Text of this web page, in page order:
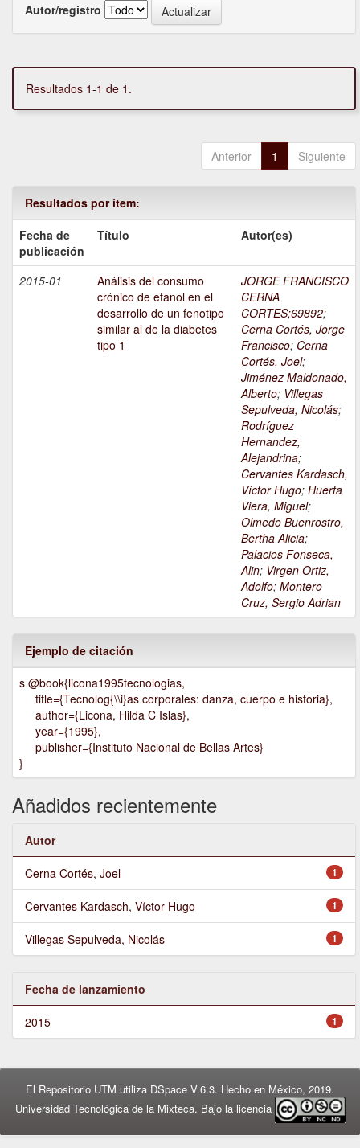
Autor/registro
Resultados 1-1 de 1.
Anterior 1 Siguiente
Resultados por ítem:
Fecha de
publicación
Título Autor(es)
2015-01
Análisis del consumo
crónico de etanol en el
desarrollo de un fenotipo
similar al de la diabetes
tipo 1
JORGE FRANCISCO
CERNA
CORTES;69892;
Cerna Cortés, Jorge
Francisco; Cerna
Cortés, Joel;
Jiménez Maldonado,
Alberto; Villegas
Sepulveda, Nicolás;
Rodríguez
Hernandez,
Alejandrina;
Cervantes Kardasch,
Víctor Hugo; Huerta
Viera, Miguel;
Olmedo Buenrostro,
Bertha Alicia;
Palacios Fonseca,
Alin; Virgen Ortiz,
Adolfo; Montero
Cruz, Sergio Adrian
Ejemplo de citación
s @book{licona1995tecnologias,
title={Tecnolog{\\i}as corporales: danza, cuerpo e historia},
author={Licona, Hilda C Islas},
year={1995},
publisher={Instituto Nacional de Bellas Artes}
}
Añadidos recientemente
Autor
1
Cerna Cortés, Joel
1
Cervantes Kardasch, Víctor Hugo
1
Villegas Sepulveda, Nicolás
Fecha de lanzamiento
1
2015
El Repositorio UTM utiliza DSpace V.6.3. Hecho en México, 2019.
Universidad Tecnológica de la Mixteca. Bajo la licencia